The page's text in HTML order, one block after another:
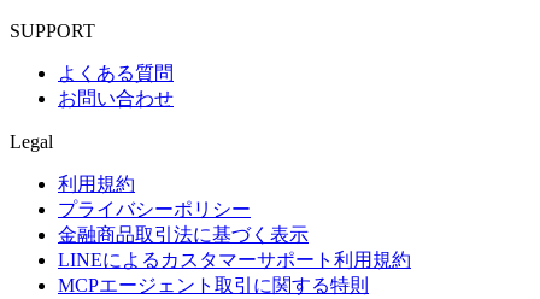
SUPPORT
よくある質問
お問い合わせ
Legal
利用規約
プライバシーポリシー
金融商品取引法に基づく表示
LINEによるカスタマーサポート利用規約
MCPエージェント取引に関する特則